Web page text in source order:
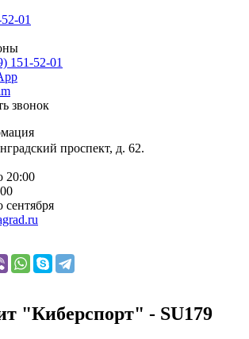
01
151-52-01
звонок
проспект, д. 62.
20:00
"Киберспорт" - SU179